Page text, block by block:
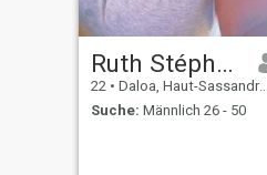
Ruth Stéphanie
22 • Daloa, Haut-Sassandra, Côte d'Ivoire
Suche: Männlich 26 - 50